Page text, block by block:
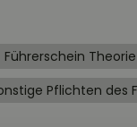
Führerschein
Pflichten des